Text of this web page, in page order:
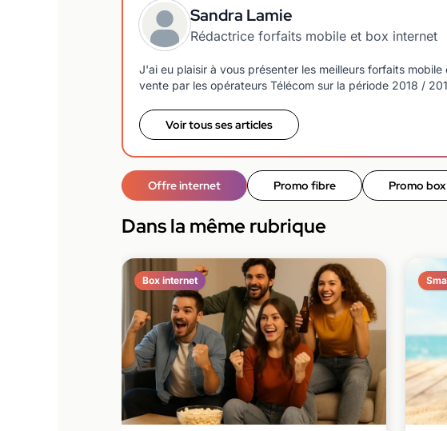
Sandra Lamie
Rédactrice forfaits mobile et box internet
J'ai eu plaisir à vous présenter les meilleurs forfaits
vente par les opérateurs Télécom sur la période 2018 /
Voir tous ses articles
Offre internet Promo fibre Promo
Dans la même rubrique
Box internet